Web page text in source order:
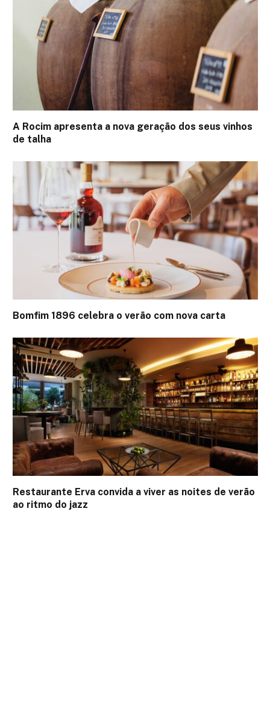
A Rocim apresenta a nova geração dos seus vinhos
de talha
Bomfim 1896 celebra o verão com nova carta
Restaurante Erva convida a viver as noites de verão
ao ritmo do jazz